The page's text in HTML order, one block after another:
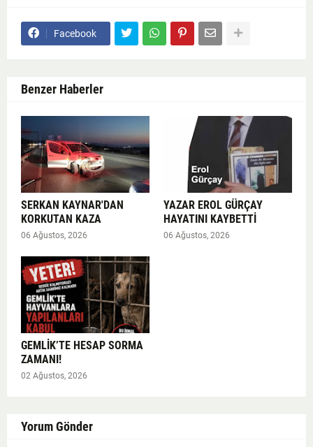
Facebook
Benzer Haberler
SERKAN KAYNAR'DAN
KORKUTAN KAZA
06 Ağustos, 2026
YAZAR EROL GÜRÇAY
HAYATINI KAYBETTİ
06 Ağustos, 2026
GEMLİK’TE HESAP SORMA
ZAMANI!
02 Ağustos, 2026
Yorum Gönder